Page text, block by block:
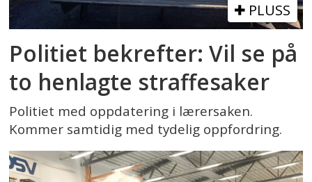
PLUSS
Politiet bekrefter: Vil se på
to henlagte straffesaker
Politiet med oppdatering i lærersaken.
Kommer samtidig med tydelig oppfordring.